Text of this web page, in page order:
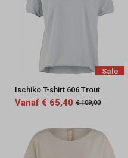
Sale
Ischiko T-shirt 606 Trout
Vanaf € 65,40 € 109,00